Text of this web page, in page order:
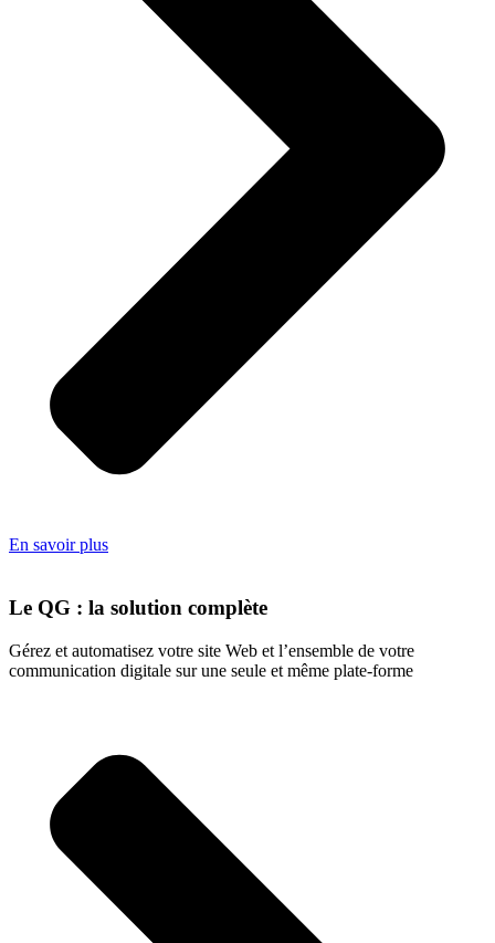
En savoir plus
Le QG : la solution complète
Gérez et automatisez votre site Web et l’ensemble de votre
communication digitale sur une seule et même plate-forme